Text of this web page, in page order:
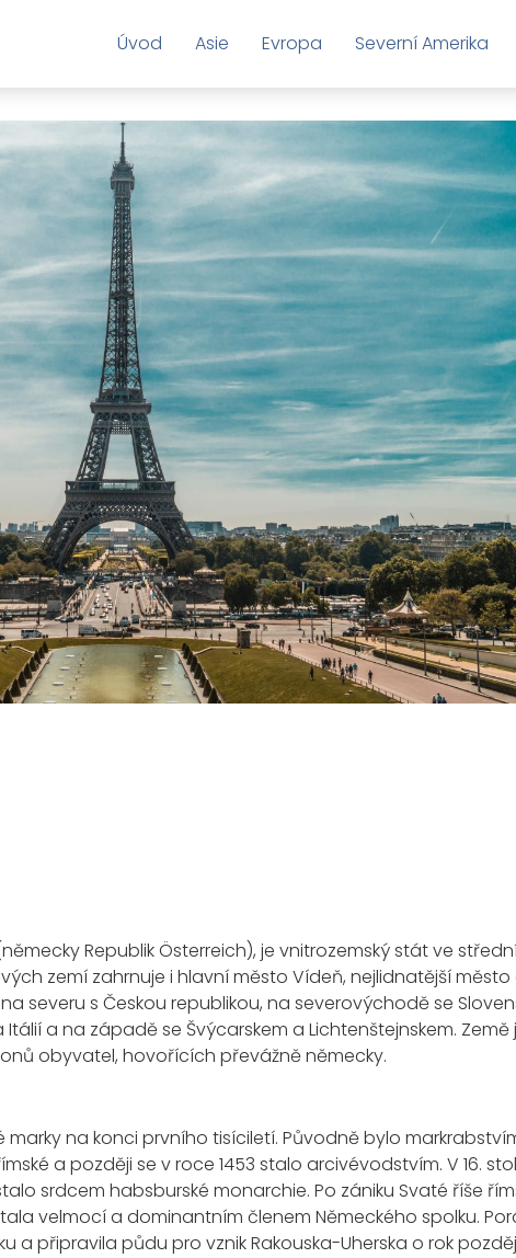
Úvod Asie Evropa Severní Amerika
Republik Österreich), je vnitrozemský stát ve
zemí zahrnuje i hlavní město Vídeň, nejlidnatější
severu s Českou republikou, na severovýchodě se
a na západě se Švýcarskem a Lichtenštejnskem.
obyvatel, hovořících převážně německy.
marky na konci prvního tisíciletí. Původně bylo
a později se v roce 1453 stalo arcivévodstvím. V 16.
srdcem habsburské monarchie. Po zániku Svaté říše
velmocí a dominantním členem Německého spolku.
a připravila půdu pro vznik Rakouska-Uherska o rok